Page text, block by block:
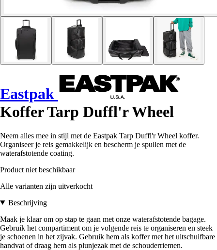
Eastpak
Koffer Tarp Duffl'r Wheel
Neem alles mee in stijl met de Eastpak Tarp Duffl'r Wheel koffer.
Organiseer je reis gemakkelijk en bescherm je spullen met de
waterafstotende coating.
Product niet beschikbaar
Alle varianten zijn uitverkocht
Beschrijving
Maak je klaar om op stap te gaan met onze waterafstotende bagage.
Gebruik het compartiment om je volgende reis te organiseren en steek
je schoenen in het zijvak. Gebruik hem als koffer met het uitschuifbare
handvat of draag hem als plunjezak met de schouderriemen.